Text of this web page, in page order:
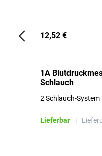
12,52 €
1A
Schlauch
2 Schlauch-
Lieferbar |